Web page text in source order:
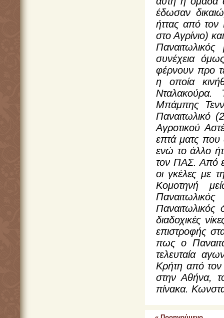
έδωσαν
ήττας από
στο Αγρίνιο)
συνέχεια
φέρνουν προ
η οποία
Μπάμπης
Παναιτωλικό
Αγροτικού
επτά ματς που
ενώ το άλλο
τον ΠΑΣ. Από
οι γκέλες με
Κομοτηνή
Παναιτωλικός
διαδοχικές
επιστροφής
πως ο
τελευταία
Κρήτη από τον
στην Αθήνα,
πίνακα.